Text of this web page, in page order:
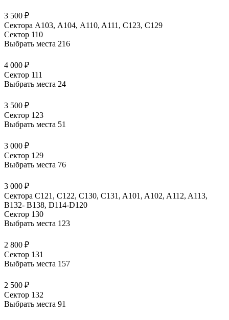
3 500 ₽
Сектора A103, А104, A110, A111, C123, C129
Сектор 110
Выбрать места 216
4 000 ₽
Сектор 111
Выбрать места 24
3 500 ₽
Сектор 123
Выбрать места 51
3 000 ₽
Сектор 129
Выбрать места 76
3 000 ₽
Сектора C121, C122, C130, C131, A101, A102, A112, A113,
B132- B138, D114-D120
Сектор 130
Выбрать места 123
2 800 ₽
Сектор 131
Выбрать места 157
2 500 ₽
Сектор 132
Выбрать места 91